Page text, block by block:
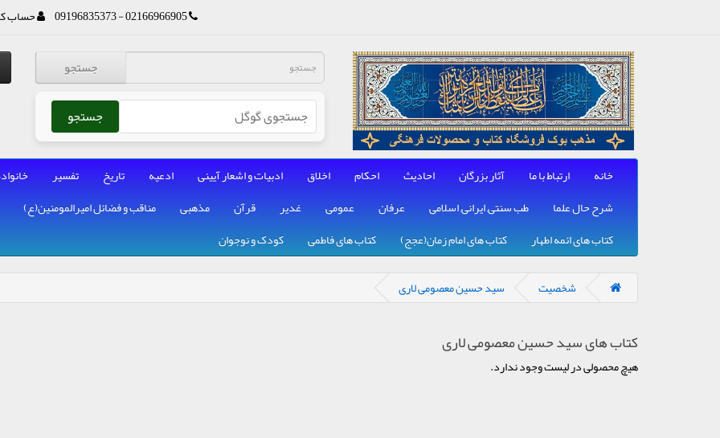
02166966905 - 09196835373 حساب
جستجو
جستجو
خانه ارتباط با ما آثار بزرگان احادیث احکام اخلاق ادبیات و اشعار آیینی ادعیه تاریخ تفسیر
شرح حال علما
طب سنتی, ایرانی, اسلامی عرفان عمومی غدیر قرآن مذهبی مناقب و فضائل امیرالمومنین(ع)
کتاب های ائمه اطهار
کتاب های امام زمان(عجج) کتاب های فاطمی کودک و نوجوان
شخصیت سید حسین معصومی لاری
کتاب های سید حسین معصومی لاری
هیچ محصولی در لیست وجود ندارد.